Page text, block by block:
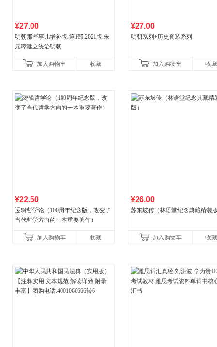
¥27.00
明朝那些事儿增补版.第1部.2021版.朱
元璋建立统治明朝
加入购物车 收藏
¥27.00
明朝系列+历史套装系列
加入购物车 收藏
¥22.50
逻辑哲学论（100周年纪念版，改变了
当代哲学方向的一本重要著作）
加入购物车 收藏
¥26.00
苏东坡传（林语堂纪念典藏精装
加入购物车 收藏